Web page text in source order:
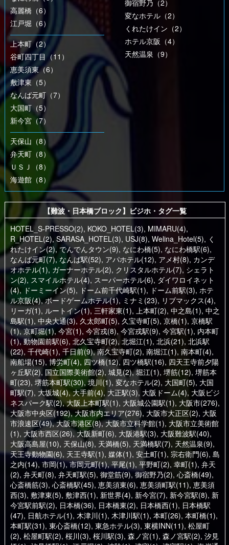
高麗橋（6）
江戸堀（6）
上本町（2）
谷町四丁目（11）
恵美須東（6）
敷津東（5）
なんば元町（7）
大国町（5）
新今宮（7）
天保山（8）
弁天町（8）
ＵＳＪ（8）
海遊館（8）
御宿野乃（2）
変なホテル（2）
くれたけイン（2）
ホテル京阪（4）
天然温泉（9）
【難波・日本橋ブロック】ビジホ・タグ一覧
HOTEL_S-PRESSO(2), KOKO_HOTEL(3), MIMARU(4),
R_HOTEL(2),SARASA_HOTEL(3), USJ(8), Welina_Hotel(5), く
れたけイン(2), でんでんタウン(9), なにわ橋(5), なにわ橋駅(6),
なんば元町(7), なんば駅(52), アパホテル(12), アメ村(8), カンデ
オホテル(1), ガーナーホテル(2), クリスタルホテル(7), シェラト
ン(2), スマイルホテル(4), スーパーホテル(6), ダイワロイネット
(4), ドーミーイン(5), ドーム前千代崎駅(1), ドーム前駅(3), ホテ
ル京阪(4),ボードゲームホテル(1), ミナミ(23), リブマックス(4),
リーガ(1), ルートイン(1), 三軒家東(1), 上本町(2), 中之島(1), 中之
島駅(1), 中央大通(3), 久太郎町(5), 久宝寺町(5), 京橋(1), 京橋駅
(1),京町堀(1), 今宮(1), 今宮戎(8), 今宮戎駅(9), 今宮駅(1), 内本町
(1),動物園前駅(6), 北久宝寺町(2), 北堀江(1), 北浜(21), 北浜駅
(22), 千代崎(1), 千日前(9),南久宝寺町(2), 南堀江(1), 南本町(4),
南船場(15), 博労町(4), 四ツ橋(12), 四ツ橋駅(16), 四天王寺前夕陽
ヶ丘駅(2), 国立国際美術館(2), 城見(2),堀江(1), 堺筋(12), 堺筋本
町(23), 堺筋本町駅(30),境川(1), 変なホテル(2), 大国町(5), 大国
町駅(7), 大坂城(4),大手前(4), 大正駅(3), 大阪ドーム(4), 大阪ビジ
ネスパーク駅(2),大阪上本町駅(1), 大阪城公園駅(1), 大阪市(276),
大阪市中央区(192),大阪市内エリア(276), 大阪市大正区(2), 大阪
市浪速区(49),大阪市港区(8),大阪市立科学館(1), 大阪市立美術館
(1), 大阪市西区(26),大阪新町(6), 大阪港駅(3), 大阪難波駅(40),
大阪高島屋(10), 天保山(8), 天満橋(5), 天満橋駅(7), 天然温泉(9),
天王寺動物園(6), 天王寺駅(1), 媒体(1), 安土町(1), 宗右衛門(6), 島
之内(14), 市岡(1),市岡元町(1),平尾(1), 平野町(2), 幸町(1), 弁天
(2), 弁天町(8), 弁天町駅(5), 御堂筋(9), 御宿野乃(2), 心斎橋(49),
心斎橋筋(3), 心斎橋駅(45), 恵美須東(6), 恵美須町駅(11), 恵美須
西(3), 敷津東(5), 敷津西(1), 新世界(4), 新今宮(7), 新今宮駅(8), 新
今宮駅前駅(2), 日本橋(36), 日本橋東(2), 日本橋西(1), 日本橋駅
(47), 日航ホテル(1), 木津川(1), 木津川駅(1), 本町(26), 本町橋(1),
本町駅(31), 東心斎橋(12), 東急ホテル(3), 東横INN(11), 松屋町
(2), 松屋町駅(2), 桜川(3), 桜川駅(3), 森ノ宮(1), 森ノ宮駅(2), 汐見